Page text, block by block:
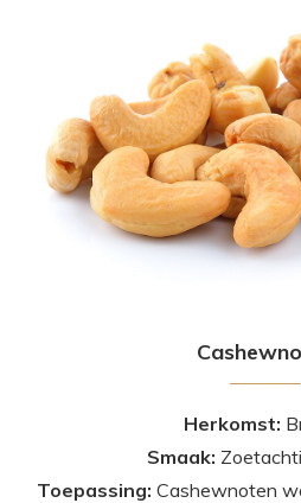
Herkomst:
Smaak:
Toepassing: Cashewnoten